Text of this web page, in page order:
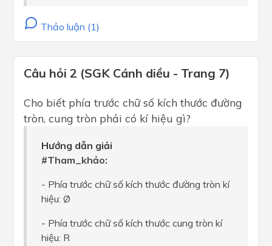
Thảo luận (1)
Câu hỏi 2 (SGK Cánh diều - Trang 7)
Cho biết phía trước chữ số kích thước đường
tròn, cung tròn phải có kí hiệu gì?
Hướng dẫn giải
#Tham_khảo:
- Phía trước chữ số kích thước đường tròn kí
hiệu: Ø
- Phía trước chữ số kích thước cung tròn kí
hiệu: R